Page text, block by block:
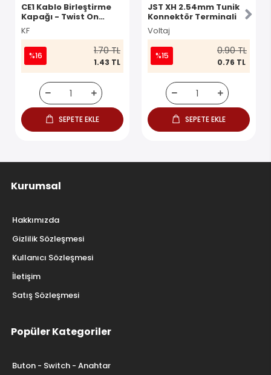
CE1 Kablo Birleştirme
Kapağı - Twist On
Konnektör
KF
%16 1.70 TL
1.43 TL
SEPETE EKLE
JST XH 2.54mm Tunik
Konnektör Terminali
Voltaj
%15 0.90 TL
0.76 TL
SEPETE EKLE
Kurumsal
Hakkımızda
Gizlilik Sözleşmesi
Kullanıcı Sözleşmesi
İletişim
Satış Sözleşmesi
Popüler Kategoriler
Buton - Switch - Anahtar